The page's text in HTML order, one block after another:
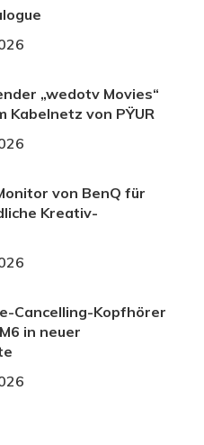
„wedotv Movies“
Kabelnetz von PŸUR
von BenQ für
Kreativ-
Cancelling-Kopfhörer
in neuer